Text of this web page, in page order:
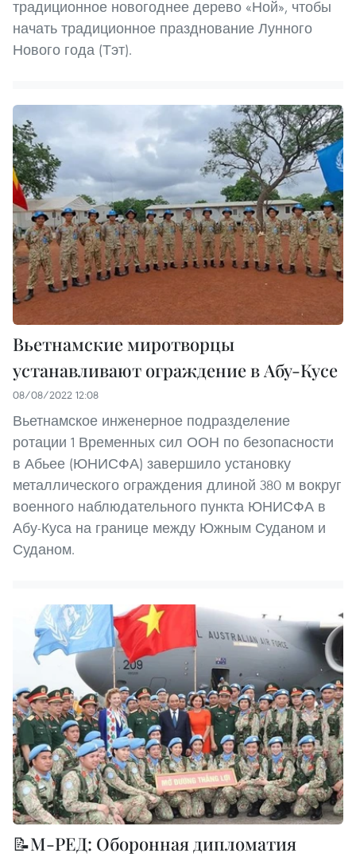
традиционное новогоднее дерево «Ной», чтобы
начать традиционное празднование Лунного
Нового года (Тэт).
Вьетнамские миротворцы
устанавливают ограждение в Абу-Кусе
08/08/2022 12:08
Вьетнамское инженерное подразделение
ротации 1 Временных сил ООН по безопасности
в Абьее (ЮНИСФА) завершило установку
металлического ограждения длиной 380 м вокруг
военного наблюдательного пункта ЮНИСФА в
Абу-Куса на границе между Южным Суданом и
Суданом.
📝М-РЕД: Оборонная дипломатия